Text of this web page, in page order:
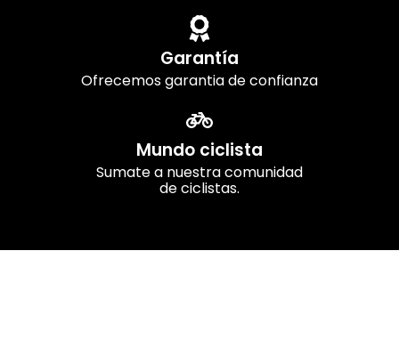
Garantía
Ofrecemos garantia de confianza
Mundo ciclista
Sumate a nuestra comunidad
de ciclistas.